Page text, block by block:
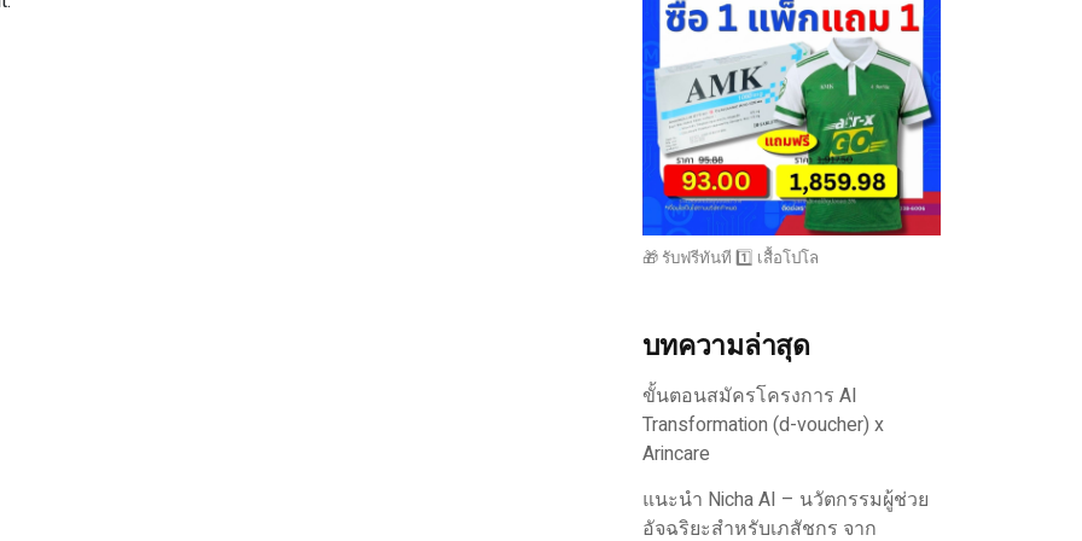
🎁 รับฟรีทันที 1️⃣ เสื้อโปโล
บทความล่าสุด
ขั้นตอนสมัครโครงการ AI
Transformation (d-voucher) x
Arincare
แนะนำ Nicha AI – นวัตกรรมผู้ช่วย
อัจฉริยะสำหรับเภสัชกร จาก